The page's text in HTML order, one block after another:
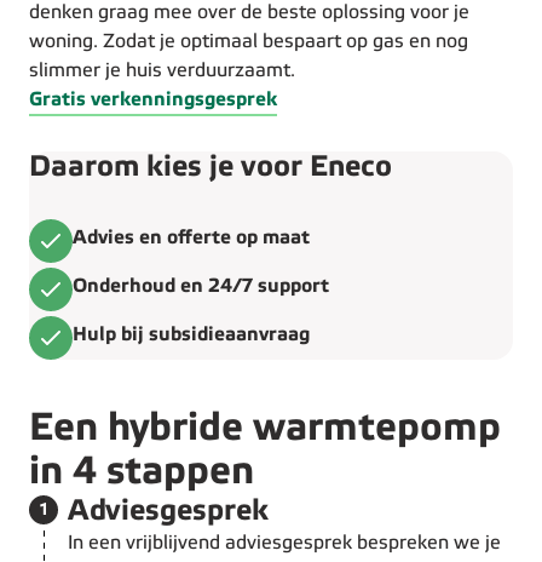
denken graag mee over de beste oplossing voor je
woning. Zodat je optimaal bespaart op gas en nog
slimmer je huis verduurzaamt.
Gratis verkenningsgesprek
Daarom kies je voor Eneco
Advies en offerte op maat
Onderhoud en 24/7 support
Hulp bij subsidieaanvraag
Een hybride warmtepomp
in 4 stappen
1 Stap 1 van de 4:
Adviesgesprek
In een vrijblijvend adviesgesprek bespreken we je